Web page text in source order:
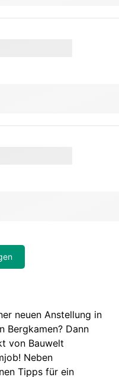
neuen Anstellung in
Bergkamen? Dann
von Bauwelt
Neben
Tipps für ein